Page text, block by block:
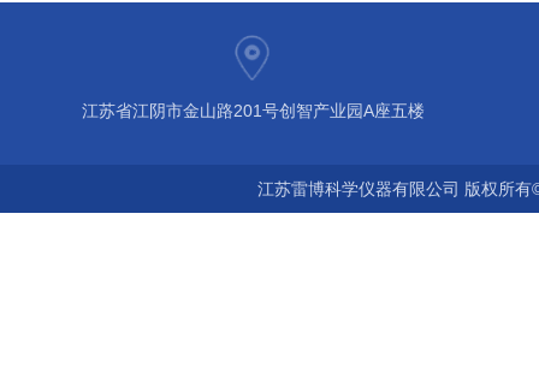
江苏省江阴市金山路201号创智产业园A座五楼
江苏雷博科学仪器有限公司 版权所